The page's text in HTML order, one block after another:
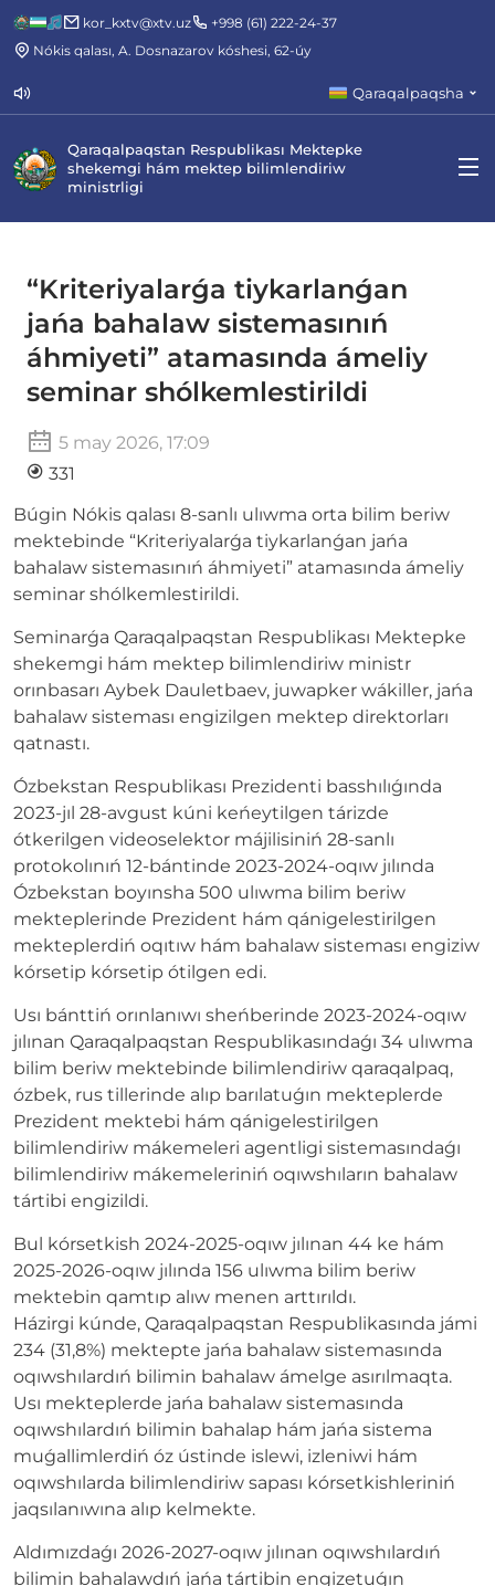
kor_kxtv@xtv.uz
+998 (61) 222-24-37
Nókis qalası, A. Dosnazarov kóshesi, 62-úy
Qaraqalpaqsha
Qaraqalpaqstan Respublikası Mektepke
shekemgi hám mektep bilimlendiriw
ministrligi
“Kriteriyalarǵa tiykarlanǵan
jańa bahalaw sistemasınıń
áhmiyeti” atamasında ámeliy
seminar shólkemlestirildi
5 may 2026, 17:09
331
Búgin Nókis qalası 8-sanlı ulıwma orta bilim beriw
mektebinde “Kriteriyalarǵa tiykarlanǵan jańa
bahalaw sistemasınıń áhmiyeti” atamasında ámeliy
seminar shólkemlestirildi.
Seminarǵa Qaraqalpaqstan Respublikası Mektepke
shekemgi hám mektep bilimlendiriw ministr
orınbasarı Aybek Dauletbaev, juwapker wákiller, jańa
bahalaw sisteması engizilgen mektep direktorları
qatnastı.
Ózbekstan Respublikası Prezidenti basshılıǵında
2023-jıl 28-avgust kúni keńeytilgen tárizde
ótkerilgen videoselektor májilisiniń 28-sanlı
protokolınıń 12-bántinde 2023-2024-oqıw jılında
Ózbekstan boyınsha 500 ulıwma bilim beriw
mekteplerinde Prezident hám qánigelestirilgen
mekteplerdiń oqıtıw hám bahalaw sisteması engiziw
kórsetip kórsetip ótilgen edi.
Usı bánttiń orınlanıwı sheńberinde 2023-2024-oqıw
jılınan Qaraqalpaqstan Respublikasındaǵı 34 ulıwma
bilim beriw mektebinde bilimlendiriw qaraqalpaq,
ózbek, rus tillerinde alıp barılatuǵın mekteplerde
Prezident mektebi hám qánigelestirilgen
bilimlendiriw mákemeleri agentligi sistemasındaǵı
bilimlendiriw mákemeleriniń oqıwshıların bahalaw
tártibi engizildi.
Bul kórsetkish 2024-2025-oqıw jılınan 44 ke hám
2025-2026-oqıw jılında 156 ulıwma bilim beriw
mektebin qamtıp alıw menen arttırıldı.
Házirgi kúnde, Qaraqalpaqstan Respublikasında jámi
234 (31,8%) mektepte jańa bahalaw sistemasında
oqıwshılardıń bilimin bahalaw ámelge asırılmaqta.
Usı mekteplerde jańa bahalaw sistemasında
oqıwshılardıń bilimin bahalap hám jańa sistema
muǵallimlerdiń óz ústinde islewi, izleniwi hám
oqıwshılarda bilimlendiriw sapası kórsetkishleriniń
jaqsılanıwına alıp kelmekte.
Aldımızdaǵı 2026-2027-oqıw jılınan oqıwshılardıń
bilimin bahalawdıń jańa tártibin engizetuǵın